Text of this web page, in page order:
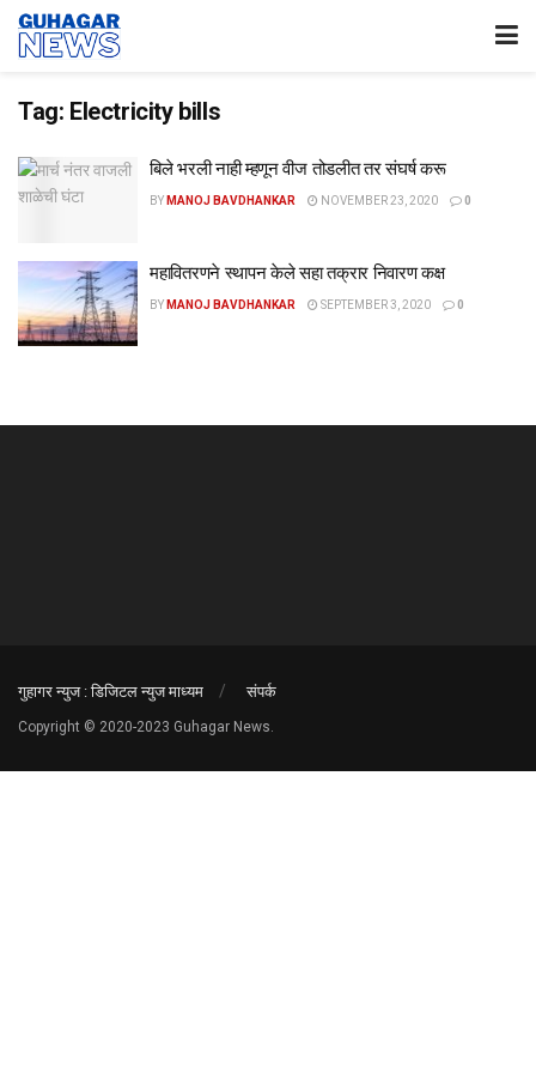
Tag: Electricity bills
बिले भरली नाही म्हणून वीज तोडलीत तर संघर्ष करू
BY MANOJ BAVDHANKAR NOVEMBER 23, 2020 0
महावितरणने स्थापन केले सहा तक्रार निवारण कक्ष
BY MANOJ BAVDHANKAR SEPTEMBER 3, 2020 0
गुहागर न्युज : डिजिटल न्युज माध्यम संपर्क
Copyright © 2020-2023 Guhagar News.